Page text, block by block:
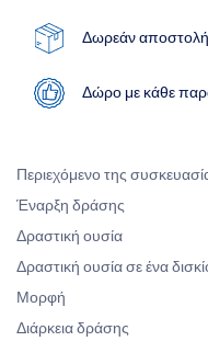
Δωρεάν αποστολή
Δώρο με κάθε
Περιεχόμενο της
Έναρξη δράσης
Δραστική ουσία
Δραστική ουσία σε ένα
Μορφή
Διάρκεια δράσης